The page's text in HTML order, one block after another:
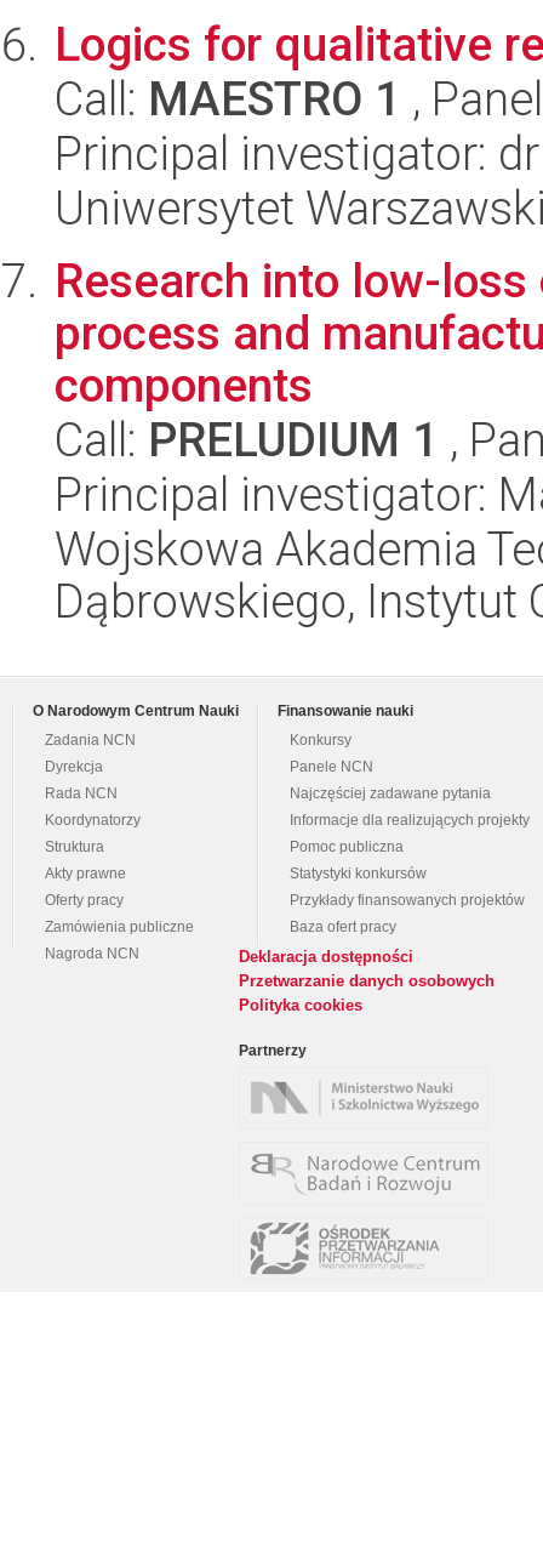
Logics for qualitative
Call: MAESTRO 1 ,
Principal investigator:
Uniwersytet
Research into low-
process and
components
Call: PRELUDIUM 1 ,
Principal investigator:
Wojskowa Akademia
Dąbrowskiego, Instytut
O Narodowym Centrum Nauki
Zadania NCN
Dyrekcja
Rada NCN
Koordynatorzy
Struktura
Akty prawne
Oferty pracy
Zamówienia publiczne
Nagroda NCN
Finansowanie nauki
Konkursy
Panele NCN
Najczęściej zadawane pytania
Informacje dla realizujących projekty
Pomoc publiczna
Statystyki konkursów
Przykłady finansowanych projektów
Baza ofert pracy
Deklaracja dostępności
Przetwarzanie danych osobowych
Polityka cookies
Partnerzy